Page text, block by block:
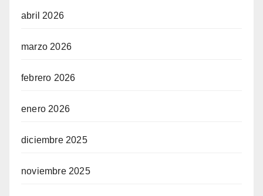
abril 2026
marzo 2026
febrero 2026
enero 2026
diciembre 2025
noviembre 2025